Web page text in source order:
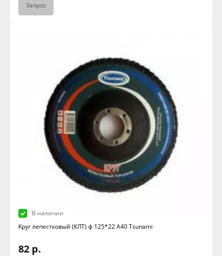
Запрос
В наличии
Круг лепестковый (КЛТ) ф 125*22 А40 Tsunami
82 р.